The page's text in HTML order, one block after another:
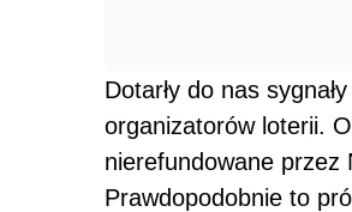
Dotarły do nas
organizatorów loterii.
nierefundowane przez
Prawdopodobnie to